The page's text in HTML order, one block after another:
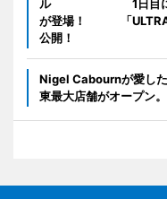
ル 1日目にZedd
が登場！ 「ULTRA
公開！
Nigel Cabournが愛した
東最大店舗がオープン。